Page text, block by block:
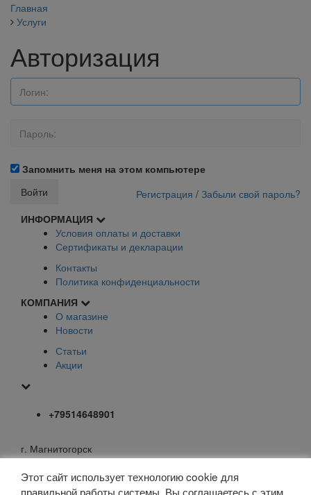
Главная
Услуги
Авторизация
Запомнить меня на этом компьютере
Регистрация / Забыли свой пароль?
ИНФОРМАЦИЯ
Условия оплаты и доставки
Сертификаты и декларации
Контакты
Политика конфиденциальности
КОМПАНИЯ
О магазине
Новости
Статьи
Акции
+79514648901
г. Магнитогорск
mail@elfoxo.ru
Этот сайт использует технологию cookie для
правильной работы системы. Вы соглашаетесь с этим,